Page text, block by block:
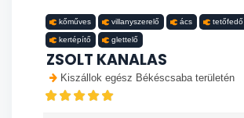
kőműves villanyszerelő ács tetőfedő
kertépítő glettelő
ZSOLT KANALAS
Kiszállok egész Békéscsaba területén